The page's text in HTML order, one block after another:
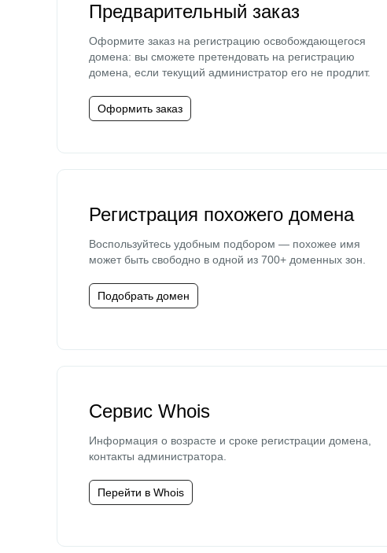
Предварительный заказ
Оформите заказ на регистрацию освобождающегося
домена: вы сможете претендовать на регистрацию
домена, если текущий администратор его не продлит.
Оформить заказ
Регистрация похожего домена
Воспользуйтесь удобным подбором — похожее имя
может быть свободно в одной из 700+ доменных зон.
Подобрать домен
Сервис Whois
Информация о возрасте и сроке регистрации домена,
контакты администратора.
Перейти в Whois